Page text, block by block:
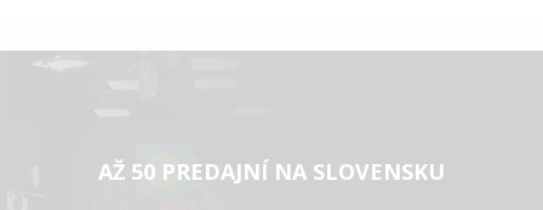
AŽ 50 PREDAJNÍ NA SLOVENSKU